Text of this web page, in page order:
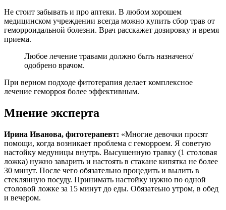
Не стоит забывать и про аптеки. В любом хорошем
медицинском учреждении всегда можно купить сбор трав от
геморроидальной болезни. Врач расскажет дозировку и время
приема.
Любое лечение травами должно быть назначено/
одобрено врачом.
При верном подходе фитотерапия делает комплексное
лечение геморроя более эффективным.
Мнение эксперта
Ирина Иванова, фитотерапевт: «Многие девочки просят
помощи, когда возникает проблема с геморроем. Я советую
настойку медуницы внутрь. Высушенную травку (1 столовая
ложка) нужно заварить и настоять в стакане кипятка не более
30 минут. После чего обязательно процедить и вылить в
стеклянную посуду. Принимать настойку нужно по одной
столовой ложке за 15 минут до еды. Обязатеьно утром, в обед
и вечером.